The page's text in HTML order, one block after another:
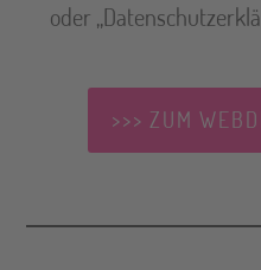
oder
>>> ZUM